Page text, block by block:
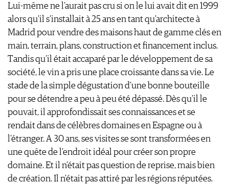
Lui-même ne l’aurait pas cru si on le lui avait dit en 1999
alors qu’il s’installait à 25 ans en tant qu’architecte à
Madrid pour vendre des maisons haut de gamme clés en
main, terrain, plans, construction et financement inclus.
Tandis qu’il était accaparé par le développement de sa
société, le vin a pris une place croissante dans sa vie. Le
stade de la simple dégustation d’une bonne bouteille
pour se détendre a peu à peu été dépassé. Dès qu’il le
pouvait, il approfondissait ses connaissances et se
rendait dans de célèbres domaines en Espagne ou à
l’étranger. A 30 ans, ses visites se sont transformées en
une quête de l’endroit idéal pour créer son propre
domaine. Et il n’était pas question de reprise, mais bien
de création. Il n’était pas attiré par les régions réputées.